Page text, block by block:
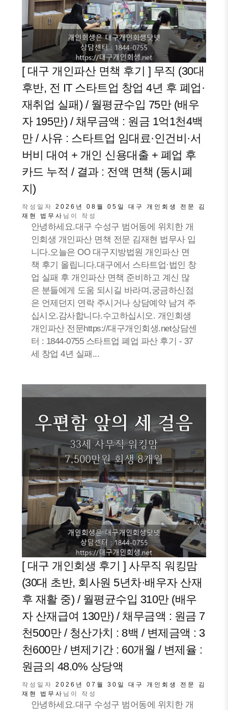
[ 대구 개인파산 면책 후기 ] 무직 (30대
후반, 전 IT 스타트업 창업 4년 후 폐업·
재취업 실패) / 월평균수입 75만 (배우
자 195만) / 채무금액 : 원금 1억1천4백
만 / 사유 : 스타트업 임대료·인건비·서
버비 대여 + 개인 신용대출 + 폐업 후
카드 누적 / 결과 : 전액 면책 (동시폐
지)
작성일자 2026년 08월 05일
대구 개인회생 전문 김
재현 법무사 님이 작성
안녕하세요.대구 수성구 범어동에 위치한 개
인회생 개인파산 면책 전문 김재현 법무사 입
니다.오늘은 OO 대구지방법원 개인파산 면
책 후기 올립니다.대구에서 스타트업·법인 창
업 실패 후 개인파산 면책 준비하고 계신 많
은 분들에게 도움 되시길 바라며,궁금하신점
은 언제던지 연락 주시거나 상담예약 남겨 주
십시오.감사합니다.수고하십시오. 개인회생
개인파산 전문https://대구개인회생.net상담센
터 : 1844-0755 스타트업 폐업 파산 후기 - 37
세 창업 4년 실패...
[ 대구 개인회생 후기 ] 사무직 워킹맘
(30대 초반, 회사원 5년차·배우자 산재
후 재활 중) / 월평균수입 310만 (배우
자 산재급여 130만) / 채무금액 : 원금 7
천500만 / 청산가치 : 8백 / 변제금액 : 3
천600만 / 변제기간 : 60개월 / 변제율 :
원금의 48.0% 상당액
작성일자 2026년 07월 30일
대구 개인회생 전문 김
재현 법무사 님이 작성
안녕하세요.대구 수성구 범어동에 위치한 개